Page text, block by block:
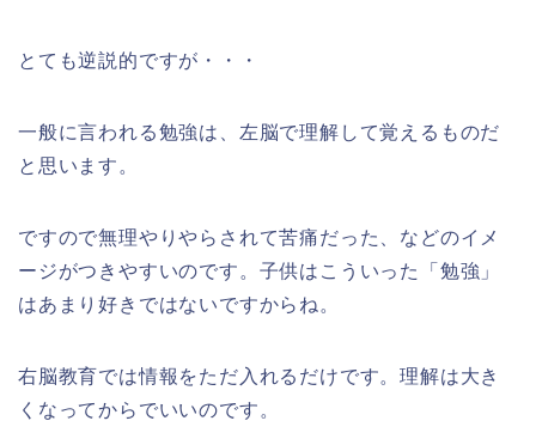
とても逆説的ですが・・・
一般に言われる勉強は、左脳で理解して覚えるものだ
と思います。
ですので無理やりやらされて苦痛だった、などのイメ
ージがつきやすいのです。子供はこういった「勉強」
はあまり好きではないですからね。
右脳教育では情報をただ入れるだけです。理解は大き
くなってからでいいのです。